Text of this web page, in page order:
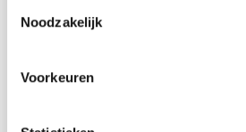
Noodzakelijk
Voorkeuren
fils C)
CROCHET FIXE :
14 mailles fixes en largeur et 17